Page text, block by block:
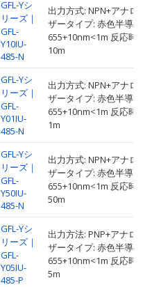
GFL-Yシ
リーズ｜
GFL-
Y10IU-
485-N
出力方式: NPN+アナロ
ザータイプ: 赤色半導
655+10nm<1m 反応時
10m
GFL-Yシ
リーズ｜
GFL-
Y01IU-
485-N
出力方式: NPN+アナロ
ザータイプ: 赤色半導
655+10nm<1m 反応時
1m
GFL-Yシ
リーズ｜
GFL-
Y50IU-
485-N
出力方式: NPN+アナロ
ザータイプ: 赤色半導
655+10nm<1m 反応時
50m
GFL-Yシ
リーズ｜
GFL-
Y05IU-
485-P
出力方法: PNP+アナロ
ザータイプ: 赤色半導
655+10nm<1m 反応時
5m